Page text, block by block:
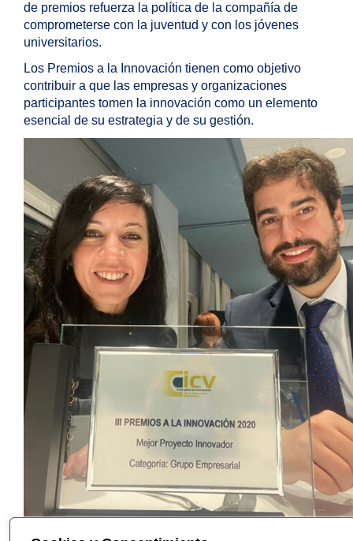
de premios refuerza la política de la compañía de
comprometerse con la juventud y con los jóvenes
universitarios.
Los Premios a la Innovación tienen como objetivo
contribuir a que las empresas y organizaciones
participantes tomen la innovación como un elemento
esencial de su estrategia y de su gestión.